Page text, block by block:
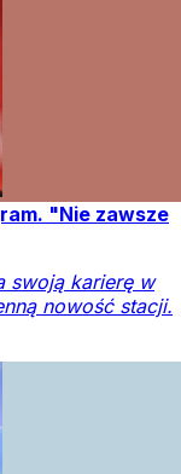
"Nie zawsze
swoją karierę w
nowość stacji.